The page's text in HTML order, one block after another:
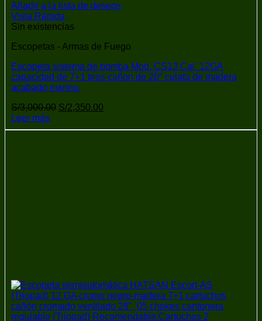
Añadir a la lista de deseos
Vista Rápida
Sin existencias
Escopetas - Armas de Fuego
Escopeta sistema de bomba Mod. CS13 Cal. 12GA
capacidad de 7+1 tiros cañon de 20″ culata de madera
acabado marino.
S/3,000.00 El
original
S/2,350.00
actual
Leer más